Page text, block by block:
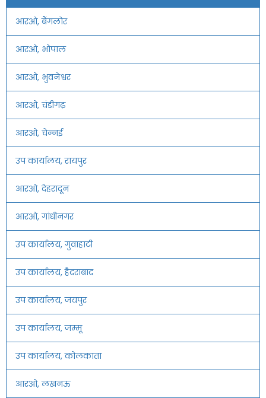
आरओ, बैंगलोर
आरओ, भोपाल
आरओ, भुवनेश्वर
आरओ, चंडीगढ़
आरओ, चेन्नई
उप कार्यालय, रायपुर
आरओ, देहरादून
आरओ, गांधीनगर
उप कार्यालय, गुवाहाटी
उप कार्यालय, हैदराबाद
उप कार्यालय, जयपुर
उप कार्यालय, जम्मू
उप कार्यालय, कोलकाता
आरओ, लखनऊ